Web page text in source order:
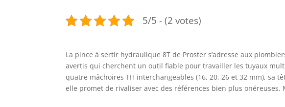
5/5 - (2 votes)
La pince à sertir hydraulique 8T de Proster s’adresse aux
avertis qui cherchent un outil fiable pour travailler les tuyaux
quatre mâchoires TH interchangeables (16, 20, 26 et 32 mm), sa
elle promet de rivaliser avec des références bien plus onéreuses.